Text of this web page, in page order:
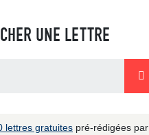
UNE LETTRE
lettres gratuites pré-rédigées par